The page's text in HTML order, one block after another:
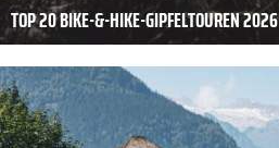
TOP 20 BIKE-&-HIKE-GIPFELTOUREN 2026